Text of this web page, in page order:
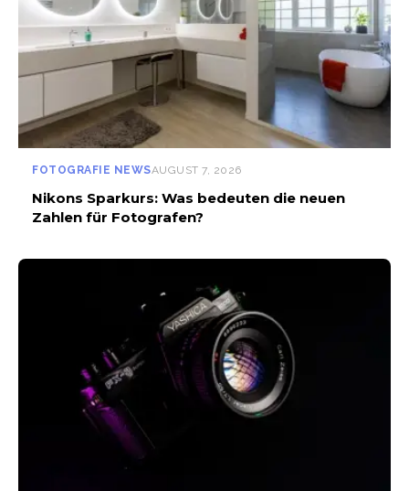
FOTOGRAFIE NEWSAUGUST 7, 2026
Nikons Sparkurs: Was bedeuten die neuen
Zahlen für Fotografen?